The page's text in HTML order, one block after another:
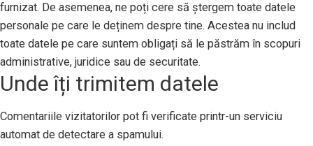
furnizat. De asemenea, ne poți cere să ștergem toate datele
personale pe care le deținem despre tine. Acestea nu includ
toate datele pe care suntem obligați să le păstrăm în scopuri
administrative, juridice sau de securitate.
Unde îți trimitem datele
Comentariile vizitatorilor pot fi verificate printr-un serviciu
automat de detectare a spamului.